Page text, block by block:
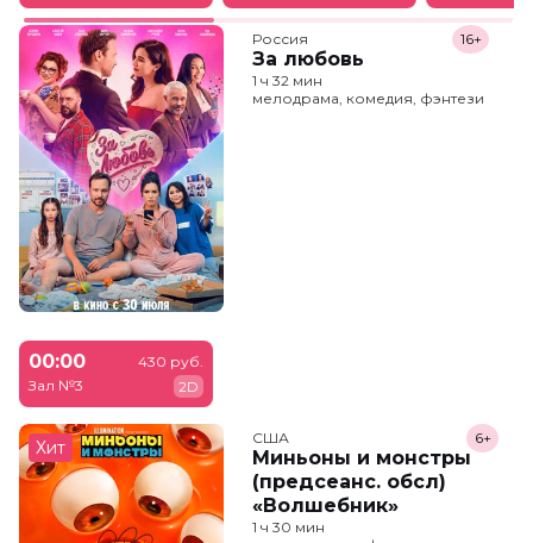
Россия
За любовь
16+
1 ч 32 мин
мелодрама, комедия, фэнтези
00:00
Зал №3
430 руб.
2D
Хит США
Миньоны и монстры
(предсеанс. обсл)
«Волшебник»
6+
1 ч 30 мин